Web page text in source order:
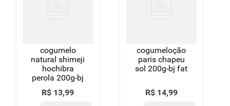
cogumelo
natural shimeji
hochibra
perola 200g-bj
R$ 13,99
cogumeloção
paris chapeu
sol 200g-bj fat
R$ 14,99